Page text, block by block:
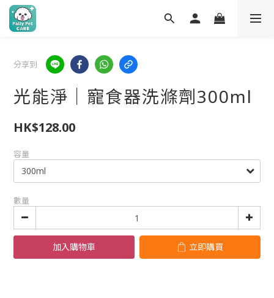
分享到
光能淨｜寵食器洗滌劑300ml
HK$128.00
容量
數量
加入購物車 立即購買